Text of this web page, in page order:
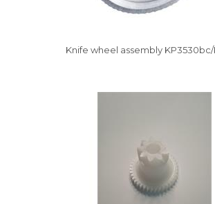
Knife wheel assembly KP3530bc/